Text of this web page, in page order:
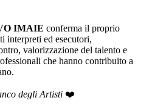
IMAIE conferma il proprio
interpreti ed esecutori,
valorizzazione del talento e
che hanno contribuito a
degli Artisti ❤️